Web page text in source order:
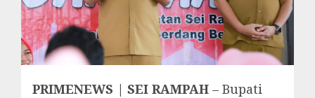
PRIMENEWS | SEI RAMPAH – Bupati